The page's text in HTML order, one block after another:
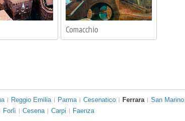
Comacchio
Reggio Emilia Parma Cesenatico Ferrara San Marino
Forlì Cesena Carpi Faenza